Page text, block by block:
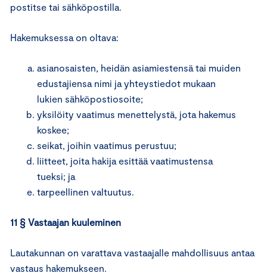
postitse tai sähköpostilla.
Hakemuksessa on oltava:
asianosaisten, heidän asiamiestensä tai muiden
edustajiensa nimi ja yhteystiedot mukaan
lukien sähköpostiosoite;
yksilöity vaatimus menettelystä, jota hakemus
koskee;
seikat, joihin vaatimus perustuu;
liitteet, joita hakija esittää vaatimustensa
tueksi; ja
tarpeellinen valtuutus.
11 § Vastaajan kuuleminen
Lautakunnan on varattava vastaajalle mahdollisuus antaa
vastaus hakemukseen.